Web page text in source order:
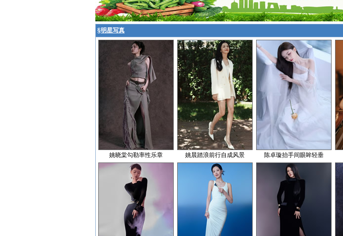
§明星写真
姚晓棠勾勒率性乐章 姚晨踏浪前行自成风景 陈卓璇抬手间眼眸轻垂